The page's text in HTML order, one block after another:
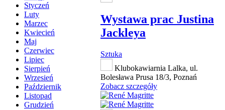
Styczeń
Luty
Marzec
Kwiecień
Maj
Czerwiec
Lipiec
Sierpień
Wrzesień
Październik
Listopad
Grudzień
Wystawa prac Justina
Jackleya
Sztuka
Klubokawiarnia Lalka, ul.
Bolesława Prusa 18/3, Poznań
Zobacz szczegóły